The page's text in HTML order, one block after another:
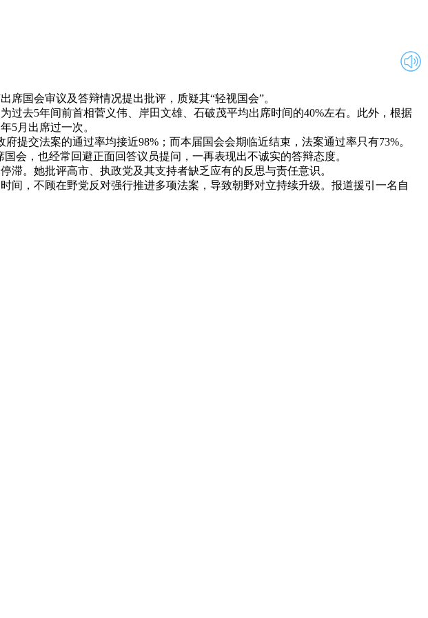
国会审议及答辩情况提出批评，质疑其“轻视国会”。
去5年间前首相菅义伟、岸田文雄、石破茂平均出席时间的40%左右。此外，根据
5月出席过一次。
交法案的通过率均接近98%；而本届国会会期临近结束，法案通过率只有73%。
，也经常回避正面回答议员提问，一再表现出不诚实的答辩态度。
。她批评高市、执政党及其支持者缺乏应有的反思与责任意识。
，不顾在野党反对强行推进多项法案，导致朝野对立持续升级。报道援引一名自